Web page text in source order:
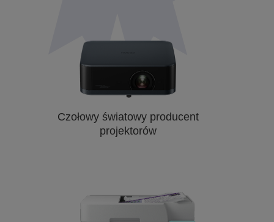
Czołowy światowy producent
projektorów